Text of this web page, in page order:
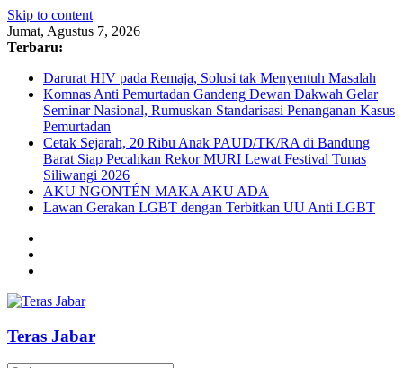
Skip to content
Jumat, Agustus 7, 2026
Terbaru:
Darurat HIV pada Remaja, Solusi tak Menyentuh Masalah
Komnas Anti Pemurtadan Gandeng Dewan Dakwah Gelar
Seminar Nasional, Rumuskan Standarisasi Penanganan Kasus
Pemurtadan
Cetak Sejarah, 20 Ribu Anak PAUD/TK/RA di Bandung
Barat Siap Pecahkan Rekor MURI Lewat Festival Tunas
Siliwangi 2026
AKU NGONTÉN MAKA AKU ADA
Lawan Gerakan LGBT dengan Terbitkan UU Anti LGBT
Teras Jabar